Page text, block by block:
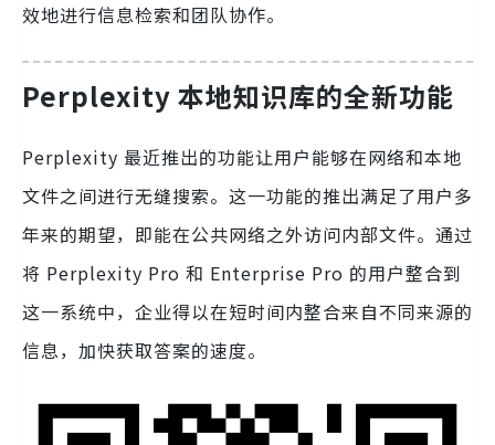
效地进行信息检索和团队协作。
Perplexity 本地知识库的全新功能
Perplexity 最近推出的功能让用户能够在网络和本地
文件之间进行无缝搜索。这一功能的推出满足了用户多
年来的期望，即能在公共网络之外访问内部文件。通过
将 Perplexity Pro 和 Enterprise Pro 的用户整合到
这一系统中，企业得以在短时间内整合来自不同来源的
信息，加快获取答案的速度。